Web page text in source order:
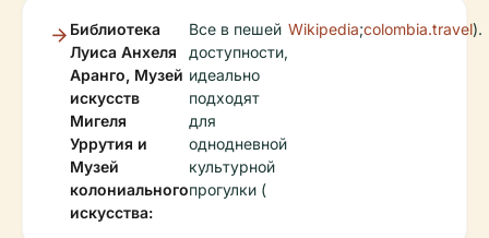
Библиотека
Луиса Анхеля
Аранго, Музей
искусств
Мигеля
Уррутия и
Музей
колониального
искусства:
Все в пешей
доступности,
идеально
подходят
для
однодневной
культурной
прогулки (
Wikipedia;colombia.travel).